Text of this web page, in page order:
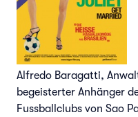
Alfredo Baragatti,
begeisterter Anhänger
Fussballclubs von Sao